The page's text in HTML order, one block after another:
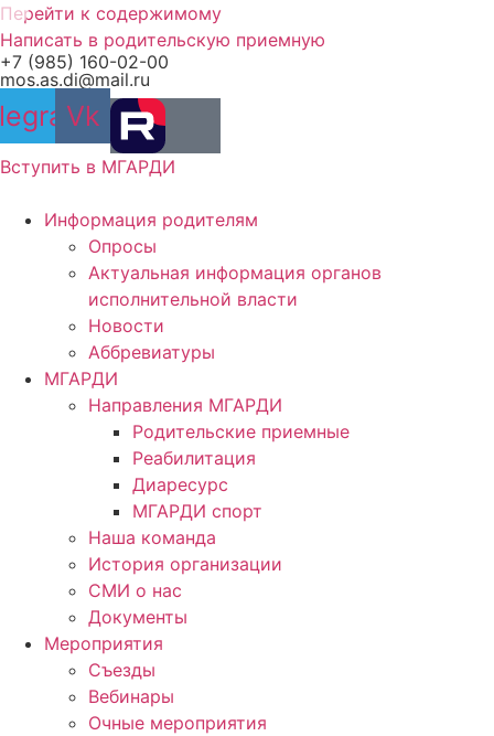
Перейти к содержимому
Написать в родительскую приемную
+7 (985) 160-02-00
mos.as.di@mail.ru
Vk
Вступить в МГАРДИ
Информация родителям
Опросы
Актуальная информация органов
исполнительной власти
Новости
Аббревиатуры
МГАРДИ
Направления МГАРДИ
Родительские приемные
Реабилитация
Диаресурс
МГАРДИ спорт
Наша команда
История организации
СМИ о нас
Документы
Мероприятия
Съезды
Вебинары
Очные мероприятия